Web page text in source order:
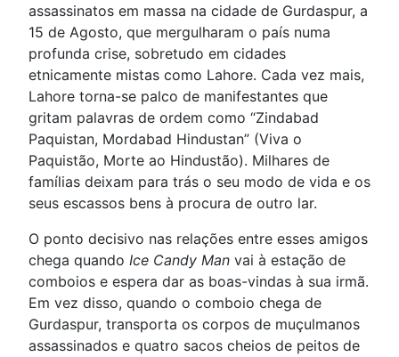
assassinatos em massa na cidade de Gurdaspur, a
15 de Agosto, que mergulharam o país numa
profunda crise, sobretudo em cidades
etnicamente mistas como Lahore. Cada vez mais,
Lahore torna-se palco de manifestantes que
gritam palavras de ordem como “Zindabad
Paquistan, Mordabad Hindustan” (Viva o
Paquistão, Morte ao Hindustão). Milhares de
famílias deixam para trás o seu modo de vida e os
seus escassos bens à procura de outro lar.
O ponto decisivo nas relações entre esses amigos
chega quando Ice Candy Man vai à estação de
comboios e espera dar as boas-vindas à sua irmã.
Em vez disso, quando o comboio chega de
Gurdaspur, transporta os corpos de muçulmanos
assassinados e quatro sacos cheios de peitos de